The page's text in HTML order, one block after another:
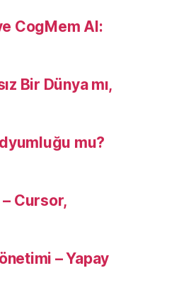
CogMem AI:
Bir Dünya mı,
mu?
Cursor,
– Yapay